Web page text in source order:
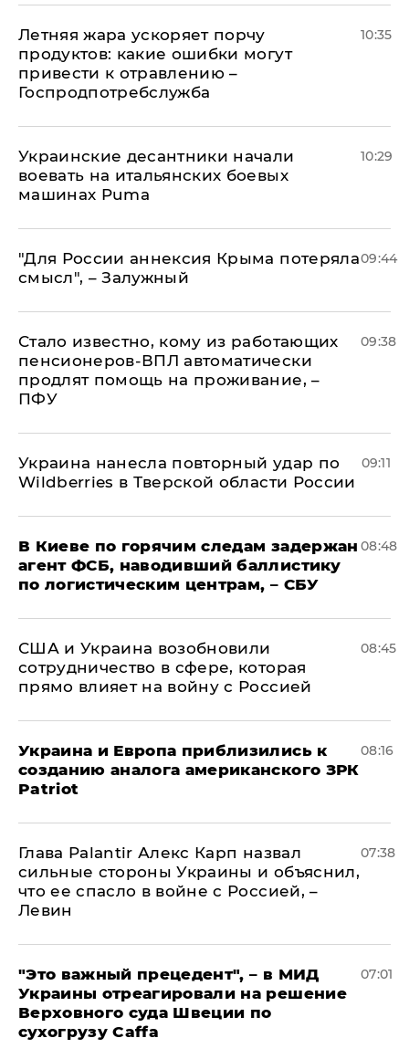
Летняя жара ускоряет порчу
продуктов: какие ошибки могут
привести к отравлению –
Госпродпотребслужба
10:35
Украинские десантники начали
воевать на итальянских боевых
машинах Puma
10:29
"Для России аннексия Крыма потеряла
смысл", – Залужный
09:44
Стало известно, кому из работающих
пенсионеров-ВПЛ автоматически
продлят помощь на проживание, –
ПФУ
09:38
Украина нанесла повторный удар по
Wildberries в Тверской области России
09:11
В Киеве по горячим следам задержан
агент ФСБ, наводивший баллистику
по логистическим центрам, – СБУ
08:48
США и Украина возобновили
сотрудничество в сфере, которая
прямо влияет на войну с Россией
08:45
Украина и Европа приблизились к
созданию аналога американского ЗРК
Patriot
08:16
Глава Palantir Алекс Карп назвал
сильные стороны Украины и объяснил,
что ее спасло в войне с Россией, –
Левин
07:38
"Это важный прецедент", – в МИД
Украины отреагировали на решение
Верховного суда Швеции по
сухогрузу Caffa
07:01